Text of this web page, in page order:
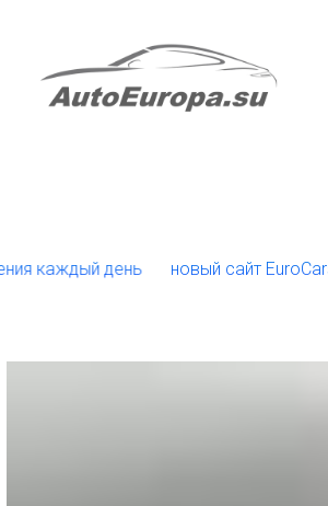
день новый сайт EuroCars.su